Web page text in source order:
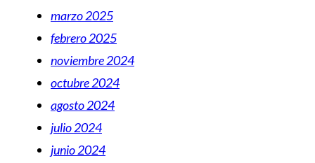
marzo 2025
febrero 2025
noviembre 2024
octubre 2024
agosto 2024
julio 2024
junio 2024